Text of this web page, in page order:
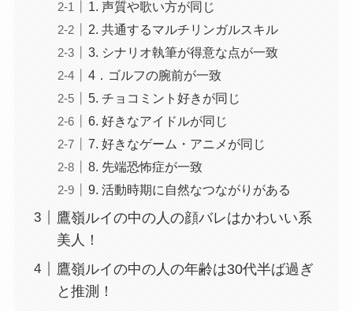
1. 声質や歌い方が同じ
2. 共通するマルチリンガルスキル
3. シナリオ執筆が得意な点が一致
4．ゴルフの腕前が一致
5. チョコミント好きが同じ
6. 好きなアイドルが同じ
7. 好きなゲーム・アニメが同じ
8. 先端恐怖症が一致
9. 活動時期に自然なつながりがある
鷹嶺ルイの中の人の顔バレはかわいい系
美人！
鷹嶺ルイの中の人の年齢は30代半ば過ぎ
と推測！